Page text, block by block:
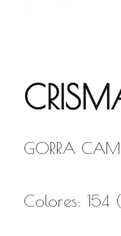
GORRA
Colores: 154